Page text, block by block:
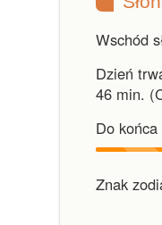
Wschód
Dzień
46 min.
Do
Znak